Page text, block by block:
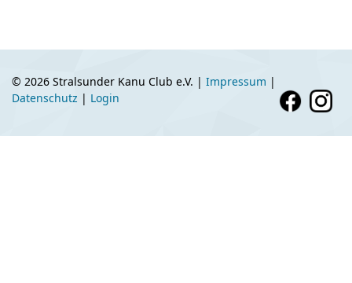
© 2026 Stralsunder Kanu Club e.V. | Impressum |
Datenschutz | Login